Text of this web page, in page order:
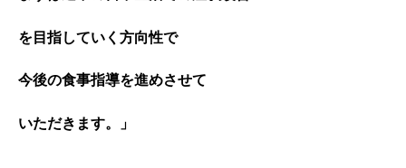
を目指していく方向性で
今後の食事指導を進めさせて
いただきます。」